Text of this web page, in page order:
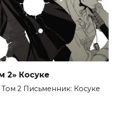
2» Косуке
Том 2 Письменник: Косуке